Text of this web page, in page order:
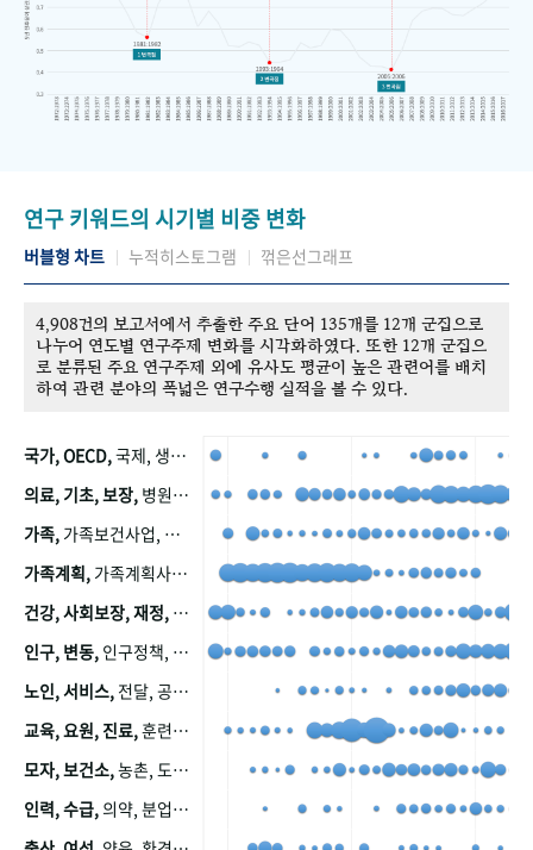
연구 키워드의 시기별 비중 변화
버블형 차트 누적히스토그램 꺾은선그래프
4,908건의 보고서에서 추출한 주요 단어 135개를 12개 군집으로
나누어 연도별 연구주제 변화를 시각화하였다. 또한 12개 군집으
로 분류된 주요 연구주제 외에 유사도 평균이 높은 관련어를 배치
하여 관련 분야의 폭넓은 연구수행 실적을 볼 수 있다.
국가, OECD,국제, 생산, 아시아, 태평양, 태평양지역, 참가
의료, 기초, 보장, 병원, 가정, 연금, 연계, 공적, 일본, 생활, 국민기초생활보장제도, 국민연금, 기금, 저소득층, 근로, 자활, 급여, 환자, 의료비, 모니터링, 한국복지패널, 소득, 지표, 빈곤, 노후, 장애인
가족, 가족보건사업, 산업, 친화, 전국, 출산력
가족계획, 가족계획사업, 가족계획사업평가, 한국가족계획사업, 피임, 보급, 부인, 자궁, 피임약
건강, 사회보장, 재정,
인구, 변동, 인구정책, 저출산, 고령사회, 고령화, 이동, 남북한, 지방자치단체, 컨설팅, 복지정책평가, 집, 사회개발
노인, 서비스, 전달, 공공, 보육, 수요, 공급, 사회서비스, 데이터, 보호, 요양, 아동, 예방, 청소년, 효율, 자원
교육, 요원, 진료,훈련, 보건요원, 마을, 마을건강사업, 보조원, 진료원, 보건진료원, 보건진료원교재
모자, 보건소,농촌, 도시, 금연, 농촌지역, 모자보건사업
인력, 수급,의약, 분업, 식품, 의약품, 의사, 안전